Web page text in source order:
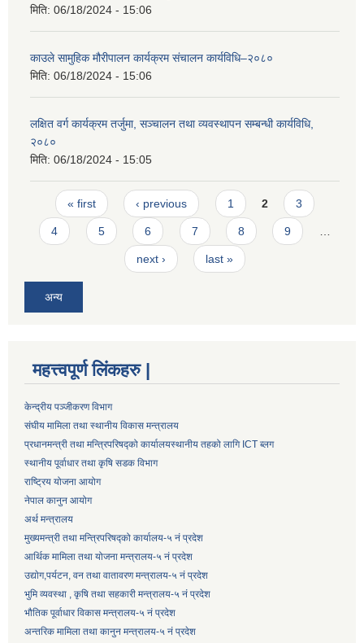
मिति: 06/18/2024 - 15:06
काउले सामुहिक मौरीपालन कार्यक्रम संचालन कार्यविधि–२०८०
मिति: 06/18/2024 - 15:06
लक्षित वर्ग कार्यक्रम तर्जुमा, सञ्चालन तथा व्यवस्थापन सम्बन्धी कार्यविधि,
२०८०
मिति: 06/18/2024 - 15:05
Pages
« first ‹ previous 1 2 3
4 5 6 7 8 9 …
next › last »
अन्य
महत्त्वपूर्ण लिंकहरु |
केन्द्रीय पञ्जीकरण विभाग
संघीय मामिला तथा स्थानीय विकास मन्त्रालय
प्रधानमन्त्री तथा मन्त्रिपरिषद्को कार्यालयस्थानीय तहको लागि ICT ब्लग
स्थानीय पूर्वाधार तथा कृषि सडक विभाग
राष्ट्रिय योजना आयोग
नेपाल कानुन आयोग
अर्थ मन्त्रालय
मुख्यमन्त्री तथा मन्त्रिपरिषद्को कार्यालय-५ नं प्रदेश
आर्थिक मामिला तथा योजना मन्त्रालय-५ नं प्रदेश
उद्याेग,पर्यटन, वन तथा वातावरण मन्त्रालय-५ नं प्रदेश
भुमि व्यवस्था , कृषि तथा सहकारी मन्त्रालय-५ नं प्रदेश
भौतिक पूर्वाधार विकास मन्त्रालय-५ नं प्रदेश
अन्तरिक मामिला तथा कानुन मन्त्रालय-५ नं प्रदेश